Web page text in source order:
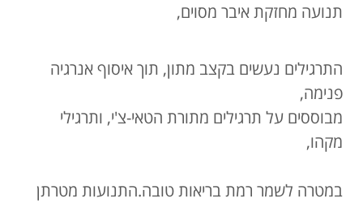
תנועה מחזקת איבר מסוים,
התרגילים נעשים בקצב מתון, תוך איסוף אנרגיה
פנימה,
מבוססים על תרגילים מתורת הטאי-צ'י, ותרגילי
מקהו,
במטרה לשמר רמת בריאות טובה.התנועות מטרתן